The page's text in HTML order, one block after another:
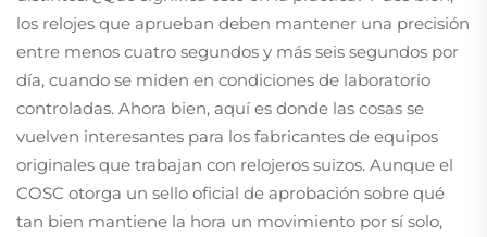
los relojes que aprueban deben mantener una precisión
entre menos cuatro segundos y más seis segundos por
día, cuando se miden en condiciones de laboratorio
controladas. Ahora bien, aquí es donde las cosas se
vuelven interesantes para los fabricantes de equipos
originales que trabajan con relojeros suizos. Aunque el
COSC otorga un sello oficial de aprobación sobre qué
tan bien mantiene la hora un movimiento por sí solo,